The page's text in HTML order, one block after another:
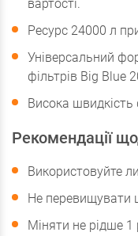
вартості.
Ресурс 24000 л
Універсальний
фільтрів Big Blue
Висока швидкість
Рекомендації
Використовуйте
Не перевищувати
Міняти не рідше 1